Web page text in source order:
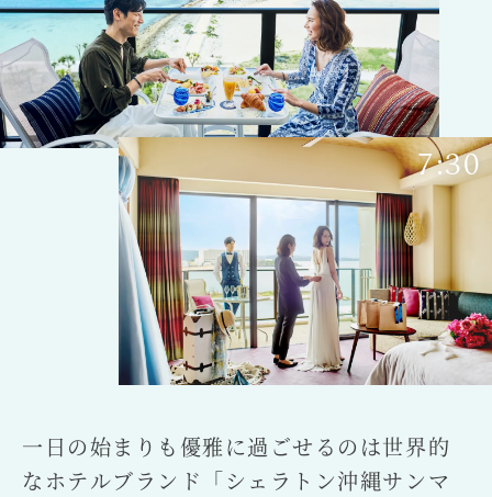
7:30
一日の始まりも優雅に過ごせるのは世界的
なホテルブランド 「シェラトン沖縄サンマ